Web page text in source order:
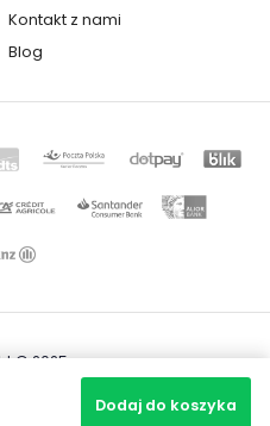
Dodaj do koszyka
Kontakt z nami
Blog
© 2025
Igor Chudy